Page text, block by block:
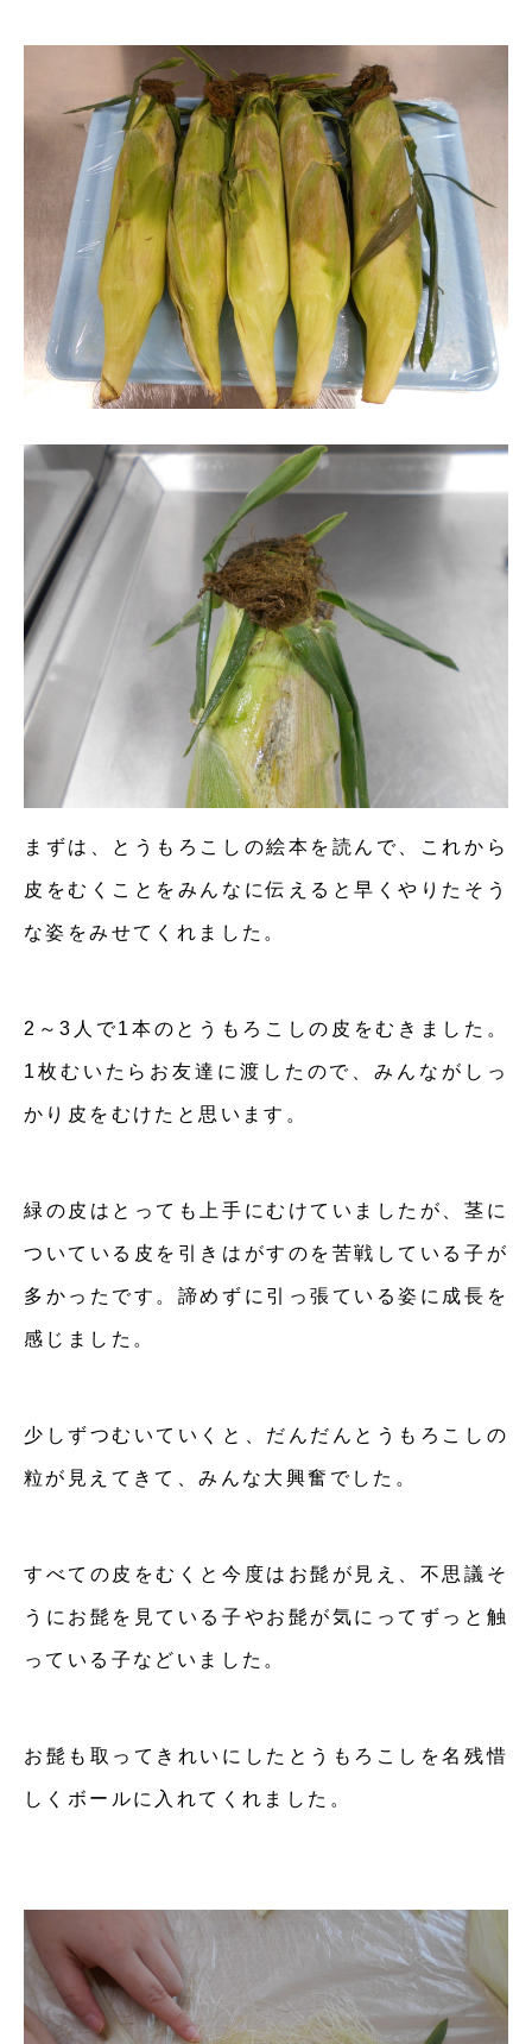
まずは、とうもろこしの絵本を読んで、これから
皮をむくことをみんなに伝えると早くやりたそう
な姿をみせてくれました。
2～3人で1本のとうもろこしの皮をむきました。
1枚むいたらお友達に渡したので、みんながしっ
かり皮をむけたと思います。
緑の皮はとっても上手にむけていましたが、茎に
ついている皮を引きはがすのを苦戦している子が
多かったです。諦めずに引っ張ている姿に成長を
感じました。
少しずつむいていくと、だんだんとうもろこしの
粒が見えてきて、みんな大興奮でした。
すべての皮をむくと今度はお髭が見え、不思議そ
うにお髭を見ている子やお髭が気にってずっと触
っている子などいました。
お髭も取ってきれいにしたとうもろこしを名残惜
しくボールに入れてくれました。